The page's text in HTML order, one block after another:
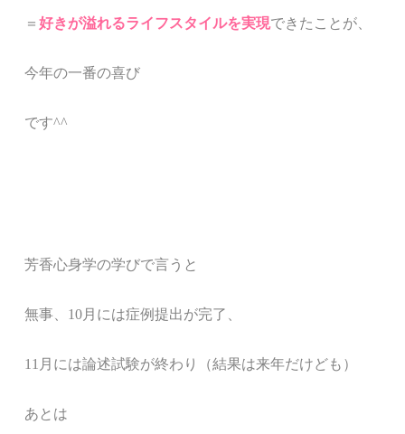
＝好きが溢れるライフスタイルを実現できた ことが
今年の一番の喜び
です^^
芳香心身学の学びで言うと
無事、10月には症例提出が完了、
11月には論述試験が終わり（結果は来年だけども）
あとは